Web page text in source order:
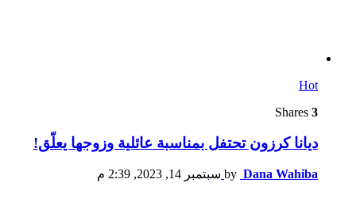
Hot
3
ديانا كرزون تحتفل بمناسبة عائلية وزوجها يعلّق!
by Dana Wahiba سبتمبر 14, 2023, 2:39 م